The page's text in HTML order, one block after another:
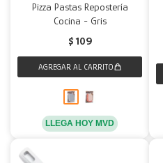
Pizza Pastas Repostería
Cocina - Gris
$ 109
LLEGA HOY MVD